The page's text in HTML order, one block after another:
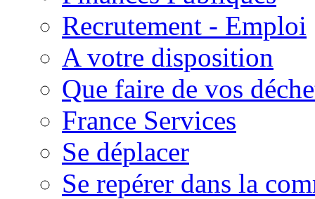
Recrutement - Emploi
A votre disposition
Que faire de vos
France Services
Se déplacer
Se repérer dans la